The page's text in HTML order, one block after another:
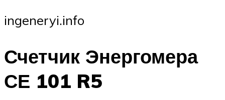
ingeneryi.info
Счетчик Энергомера
СЕ 101 R5